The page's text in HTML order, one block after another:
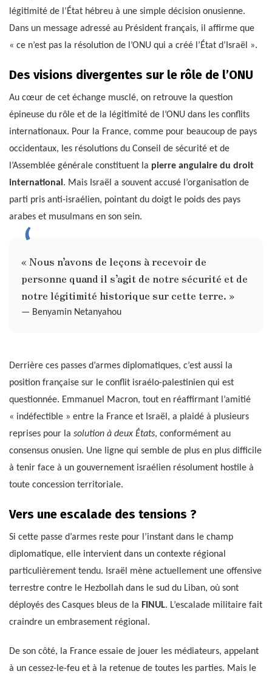
légitimité de l’État hébreu à une simple décision onusienne.
Dans un message adressé au Président français, il affirme que
« ce n’est pas la résolution de l’ONU qui a créé l’État d’Israël ».
Des visions divergentes sur le rôle de l’ONU
Au cœur de cet échange musclé, on retrouve la question
épineuse du rôle et de la légitimité de l’ONU dans les conflits
internationaux. Pour la France, comme pour beaucoup de pays
occidentaux, les résolutions du Conseil de sécurité et de
l’Assemblée générale constituent la pierre angulaire du droit
international . Mais Israël a souvent accusé l’organisation de
parti pris anti-israélien, pointant du doigt le poids des pays
arabes et musulmans en son sein.
« Nous n’avons de leçons à recevoir de
personne quand il s’agit de notre sécurité et de
notre légitimité historique sur cette terre. »
— Benyamin Netanyahou
Derrière ces passes d’armes diplomatiques, c’est aussi la
position française sur le conflit israélo-palestinien qui est
questionnée. Emmanuel Macron, tout en réaffirmant l’amitié
« indéfectible » entre la France et Israël, a plaidé à plusieurs
reprises pour la solution à deux États, conformément au
consensus onusien. Une ligne qui semble de plus en plus difficile
à tenir face à un gouvernement israélien résolument hostile à
toute concession territoriale.
Vers une escalade des tensions ?
Si cette passe d’armes reste pour l’instant dans le champ
diplomatique, elle intervient dans un contexte régional
particulièrement tendu. Israël mène actuellement une offensive
terrestre contre le Hezbollah dans le sud du Liban, où sont
déployés des Casques bleus de la FINUL. L’escalade militaire fait
craindre un embrasement régional.
De son côté, la France essaie de jouer les médiateurs, appelant
à un cessez-le-feu et à la retenue de toutes les parties. Mais le